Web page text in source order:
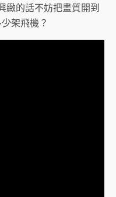
緻的話不妨把畫質開到
架飛機？